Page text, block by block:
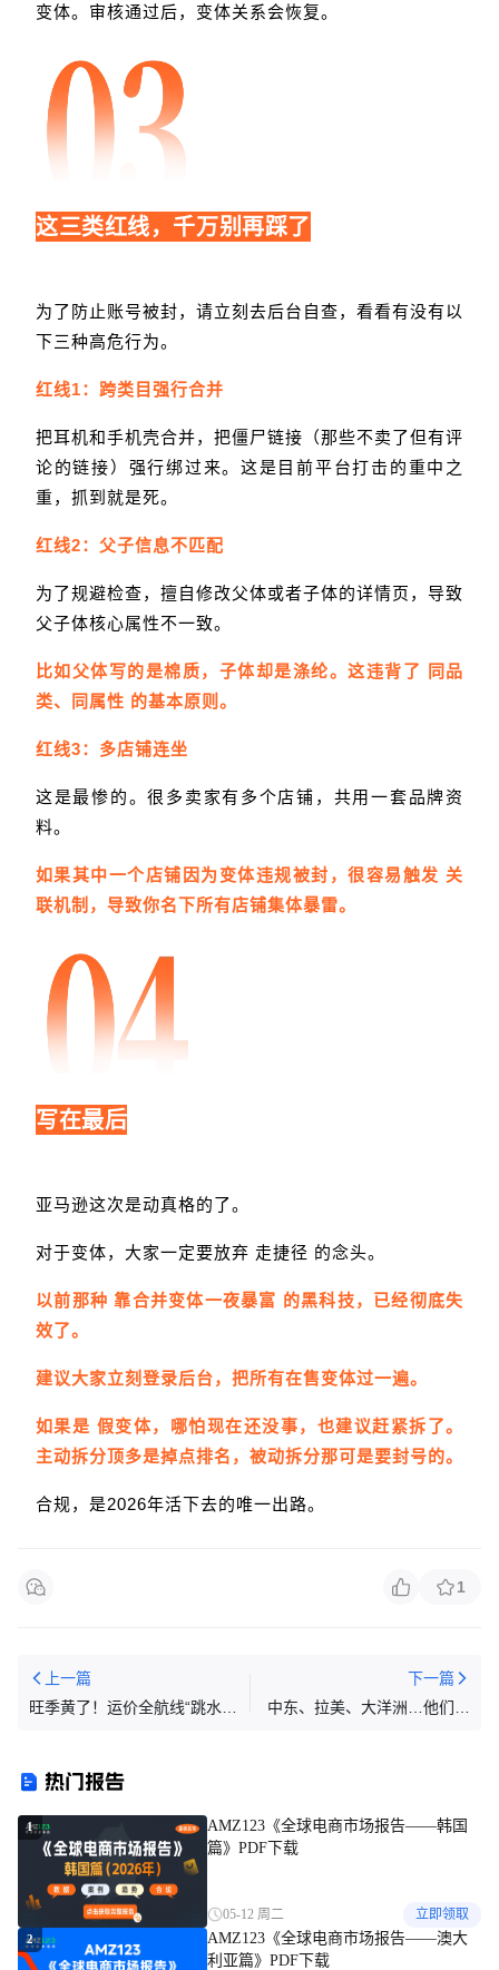
变体。审核通过后，变体关系会恢复。
这三类红线，千万别再踩了
为了防止账号被封，请立刻去后台自查，看看有没有以
下三种高危行为。
红线1：跨类目强行合并
把耳机和手机壳合并，把僵尸链接（那些不卖了但有评
论的链接）强行绑过来。这是目前平台打击的重中之
重，抓到就是死。
红线2：父子信息不匹配
为了规避检查，擅自修改父体或者子体的详情页，导致
父子体核心属性不一致。
比如父体写的是棉质，子体却是涤纶。这违背了 同品
类、同属性 的基本原则。
红线3：多店铺连坐
这是最惨的。很多卖家有多个店铺，共用一套品牌资
料。
如果其中一个店铺因为变体违规被封，很容易触发 关
联机制，导致你名下所有店铺集体暴雷。
写在最后
亚马逊这次是动真格的了。
对于变体，大家一定要放弃 走捷径 的念头。
以前那种 靠合并变体一夜暴富 的黑科技，已经彻底失
效了。
建议大家立刻登录后台，把所有在售变体过一遍。
如果是 假变体，哪怕现在还没事，也建议赶紧拆了。
主动拆分顶多是掉点排名，被动拆分那可是要封号的。
合规，是2026年活下去的唯一出路。
1
上一篇
旺季黄了！运价全航线“跳水”
下一篇
中东、拉美、大洋洲…他们怎
热门报告
1
AMZ123《全球电商市场报告——韩国
篇》PDF下载
05-12 周二 立即领取
2
AMZ123《全球电商市场报告——澳大
利亚篇》PDF下载